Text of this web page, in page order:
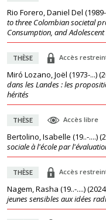
Rio Forero, Daniel Del (1989-
to three Colombian societal
Consumption, and
THÈSE Accès
Miró Lozano, Joël (1973-...)(
dans les Landes : les
hérités
THÈSE Accès libre
Bertolino, Isabelle (19..-....)(
sociale à l'école par
THÈSE Accès
Nagem, Rasha (19..-....)(2024
jeunes sensibles aux idées